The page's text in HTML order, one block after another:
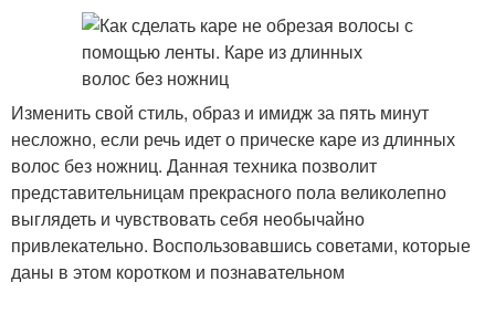
Изменить свой стиль, образ и имидж за пять минут
несложно, если речь идет о прическе каре из длинных
волос без ножниц. Данная техника позволит
представительницам прекрасного пола великолепно
выглядеть и чувствовать себя необычайно
привлекательно. Воспользовавшись советами, которые
даны в этом коротком и познавательном